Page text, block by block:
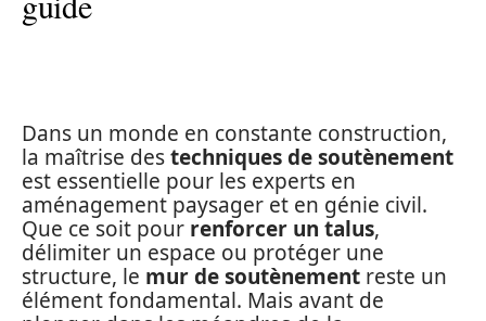
Dans un monde en constante construction,
la maîtrise destechniques de soutènement
est essentielle pour les experts en
aménagement paysager et en génie civil.
Que ce soit pour renforcer un talus,
délimiter un espace ou protéger une
structure, le mur de soutènement reste un
élément fondamental. Mais avant de